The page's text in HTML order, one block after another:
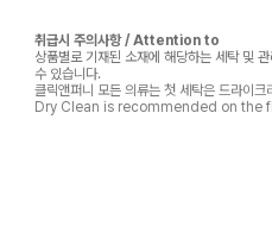
취급시 주의사항 / Attention to
상품별로 기재된 소재에 해당하는 세탁 및
수 있습니다.
클릭앤퍼니 모든 의류는 첫 세탁은 드라이크
Dry Clean is recommended on the